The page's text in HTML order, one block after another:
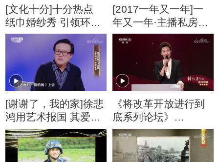
[文化十分]十分热点
纸巾婚纱秀 引领环保
时尚风潮
[2017一年又一年]一
年又一年·主播私房年
夜菜：只为一口家的
[谢谢了，我的家]徐悲
鸿用艺术报国 其爱国
情怀感染子女
《将改革开放进行到
底系列论坛》
20181112